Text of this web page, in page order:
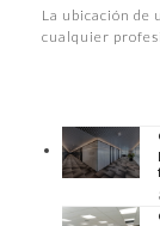
La ubicación de
cualquier